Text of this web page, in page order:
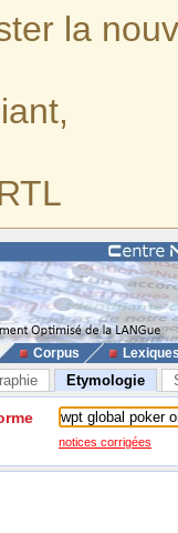
la
Corpus
Etymologie
notices corrigées